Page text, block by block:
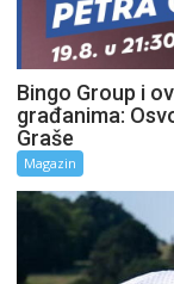
Bingo Group i
građanima:
Graše
Magazin